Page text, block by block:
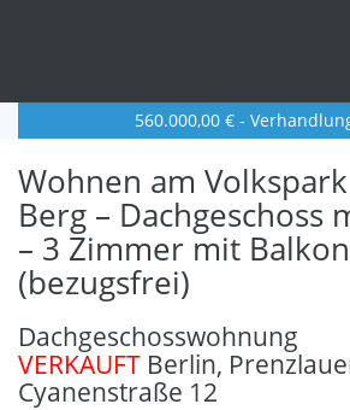
560.000,00 € -
Wohnen am
Berg – Dachgeschoss
– 3 Zimmer mit Balkon
(bezugsfrei)
Dachgeschosswohnung
VERKAUFT Berlin,
Cyanenstraße 12